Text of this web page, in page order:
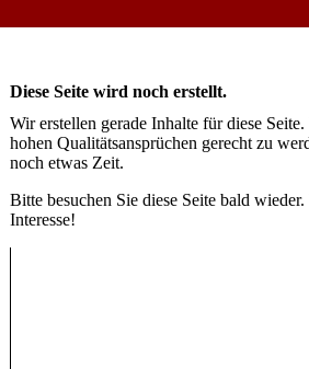
Diese Seite wird noch erstellt.
Wir erstellen gerade Inhalte für diese
hohen Qualitätsansprüchen gerecht zu
noch etwas Zeit.
Bitte besuchen Sie diese Seite bald
Interesse!